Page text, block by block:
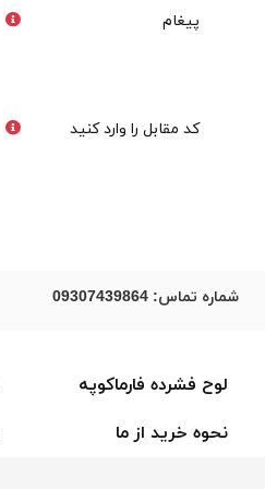
پیغام
کد مقابل را وارد کنید
شماره تماس: 09307439864
لوح فشرده فارماکوپه
نحوه خرید از ما